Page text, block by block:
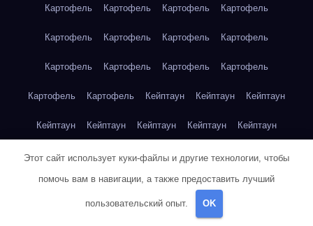
Картофель Картофель Картофель Картофель
Картофель Картофель Картофель Картофель
Картофель Картофель Картофель Картофель
Картофель Картофель Кейптаун Кейптаун Кейптаун
Кейптаун Кейптаун Кейптаун Кейптаун Кейптаун
Кейптаун Кейптаун Кейптаун Кейптаун Кейптаун
Кейптаун Кейптаун Кейптаун Кейптаун Кейптаун
Клубника
Этот сайт использует куки-файлы и другие технологии, чтобы
помочь вам в навигации, а также предоставить лучший
пользовательский опыт. OK